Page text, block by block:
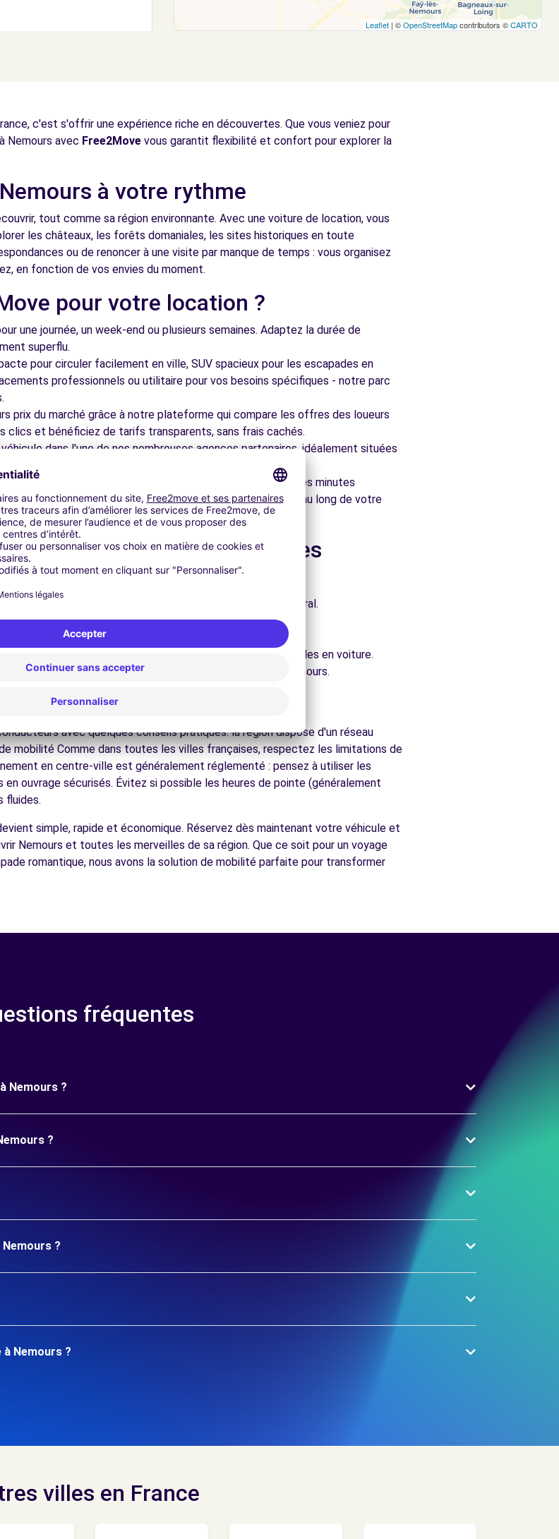
Leaflet | ©OpenStreetMapcontributors ©CARTO
c'est s'offrir une expérience riche en découvertes. Que vous veniez pour
Nemours avec Free2Move vous garantit flexibilité et confort pour explorer la
à votre rythme
tout comme sa région environnante. Avec une voiture de location, vous
les châteaux, les forêts domaniales, les sites historiques en toute
ou de renoncer à une visite par manque de temps : vous organisez
en fonction de vos envies du moment.
pour votre location ?
une journée, un week-end ou plusieurs semaines. Adaptez la durée de
superflu.
pour circuler facilement en ville, SUV spacieux pour les escapades en
professionnels ou utilitaire pour vos besoins spécifiques - notre parc
prix du marché grâce à notre plateforme qui compare les offres des loueurs
clics et bénéficiez de tarifs transparents, sans frais cachés.
dans l'une de nos nombreuses agences partenaires, idéalement situées
pour faciliter le démarrage de votre séjour.
intuitive vous permet de réserver votre véhicule en quelques minutes
à toutes vos questions et vous accompagner tout au long de votre
à Nemours et dans les
du cœur de ville et découvrez son patrimoine architectural.
monuments qui font la richesse de Nemours.
et jardins pour une pause détente en pleine nature.
forêts domaniales, les sites historiques, facilement accessibles en voiture.
régionale dans les restaurants et marchés de Nemours.
à Nemours
avec quelques conseils pratiques. la région dispose d'un réseau
mobilité Comme dans toutes les villes françaises, respectez les limitations de
en centre-ville est généralement réglementé : pensez à utiliser les
ouvrage sécurisés. Évitez si possible les heures de pointe (généralement
fluides.
simple, rapide et économique. Réservez dès maintenant votre véhicule et
Nemours et toutes les merveilles de sa région. Que ce soit pour un voyage
romantique, nous avons la solution de mobilité parfaite pour transformer
fréquentes
Nemours ?
?
?
Nemours ?
villes en France